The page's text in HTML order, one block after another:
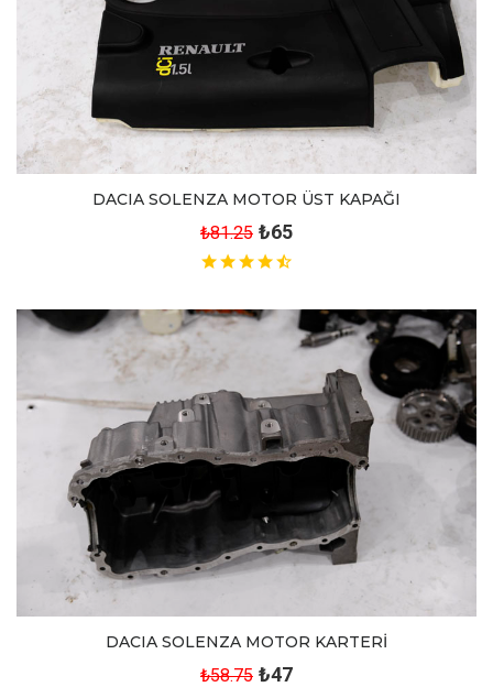
DACIA SOLENZA MOTOR ÜST KAPAĞI
₺81.25 ₺65
DACIA SOLENZA MOTOR KARTERİ
₺58.75 ₺47